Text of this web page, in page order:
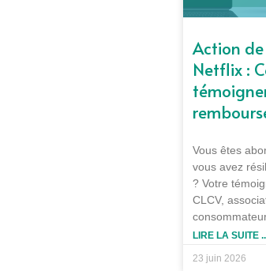
Action
Netflix :
Vous êtes
vous avez
? Votre
CLCV,
LIRE LA SUITE
23 juin 2026